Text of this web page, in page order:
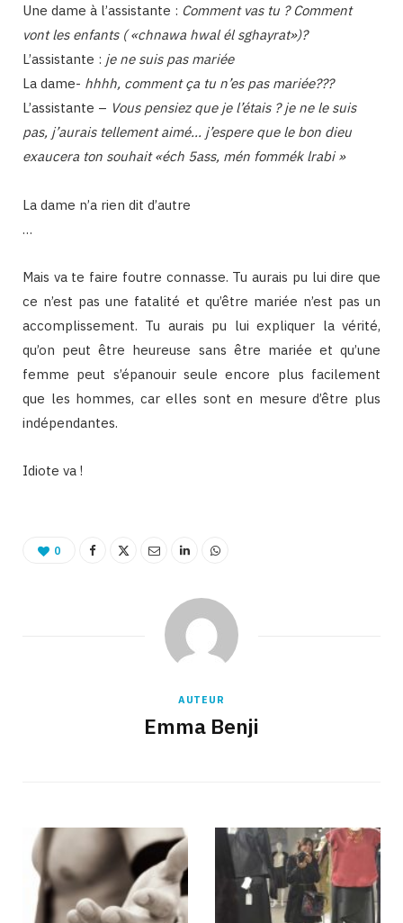
Une dame à l’assistante : Comment vas tu ? Comment
vont les enfants ( «chnawa hwal él sghayrat»)?
L’assistante : je ne suis pas mariée
La dame- hhhh, comment ça tu n’es pas mariée???
L’assistante – Vous pensiez que je l’étais ? je ne le suis
pas, j’aurais tellement aimé… j’espere que le bon dieu
exaucera ton souhait «éch 5ass, mén fommék lrabi »
La dame n’a rien dit d’autre
…
Mais va te faire foutre connasse. Tu aurais pu lui dire que
ce n’est pas une fatalité et qu’être mariée n’est pas un
accomplissement. Tu aurais pu lui expliquer la vérité,
qu’on peut être heureuse sans être mariée et qu’une
femme peut s’épanouir seule encore plus facilement
que les hommes, car elles sont en mesure d’être plus
indépendantes.
Idiote va !
0
AUTEUR
Emma Benji